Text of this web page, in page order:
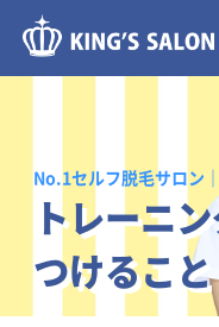
No.1セルフ脱毛サロン
トレーニ
つけること